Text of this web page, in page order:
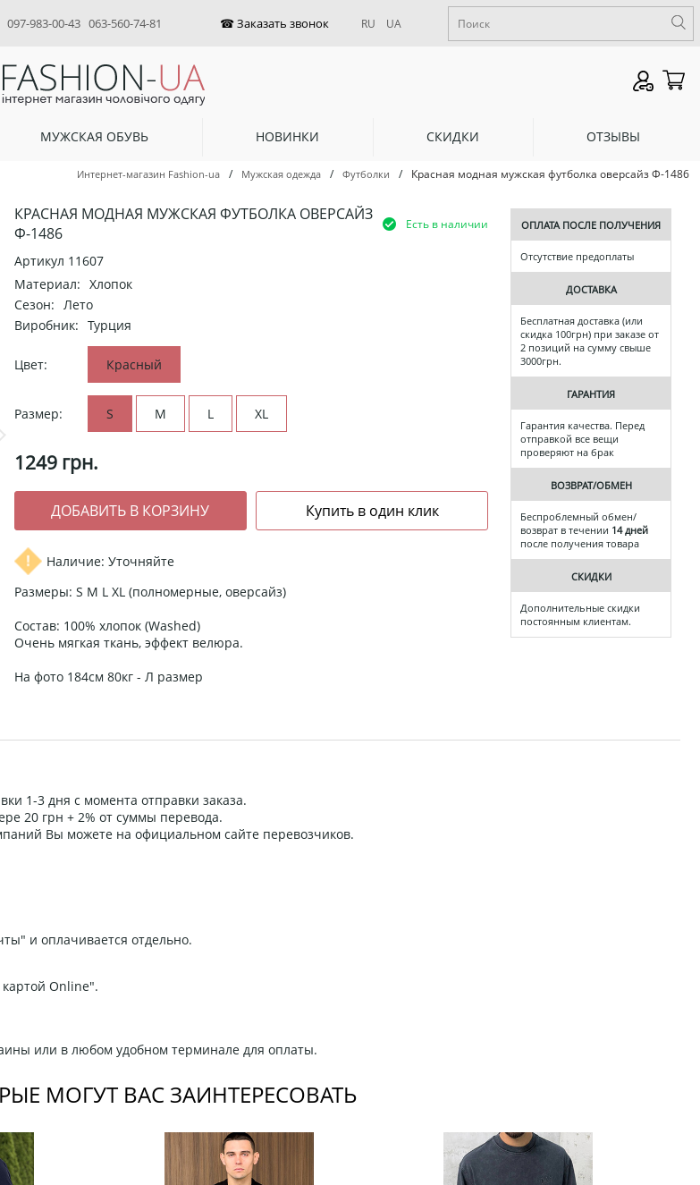
097-983-00-43 063-560-74-81 RU UA
МУЖСКАЯ ОБУВЬ НОВИНКИ СКИДКИ ОТЗЫВЫ
Интернет-магазин Fashion-ua / Мужская одежда / Футболки / Красная модная мужская футболка оверсайз Ф-1486
КРАСНАЯ МОДНАЯ МУЖСКАЯ ФУТБОЛКА ОВЕРСАЙЗ
Ф-1486
Есть в наличии
Артикул 11607
Материал: Хлопок
Сезон: Лето
Виробник: Турция
Цвет: Красный
Размер: S M L XL
1249 грн.
Наличие: Уточняйте
Размеры: S M L XL (полномерные, оверсайз)
Состав: 100% хлопок (Washed)
Очень мягкая ткань, эффект велюра.
На фото 184см 80кг - Л размер
ОПЛАТА ПОСЛЕ ПОЛУЧЕНИЯ
Отсутствие предоплаты
ДОСТАВКА
Бесплатная доставка (или
скидка 100грн) при заказе от
2 позиций на сумму свыше
3000грн.
ГАРАНТИЯ
Гарантия качества. Перед
отправкой все вещи
проверяют на брак
ВОЗВРАТ/ОБМЕН
Беспроблемный обмен/
возврат в течении 14 дней
после получения товара
СКИДКИ
Дополнительные скидки
постоянным клиентам.
1-3 дня с момента отправки заказа.
20 грн + 2% от суммы перевода.
Вы можете на официальном сайте перевозчиков.
и оплачивается отдельно.
Online".
или в любом удобном терминале для оплаты.
МОГУТ ВАС ЗАИНТЕРЕСОВАТЬ